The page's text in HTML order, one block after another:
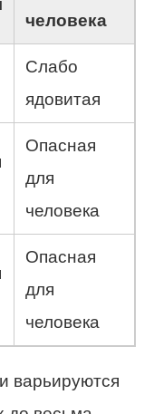
человека
Слабо
ядовитая
Опасная
для
человека
Опасная
для
человека
варьируются